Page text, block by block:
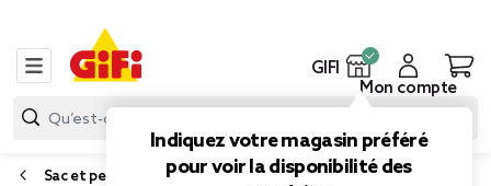
GIFI
Indiquez votre magasin préféré
pour voir la disponibilité des
Mon compte
Sac et petite maroquinerie